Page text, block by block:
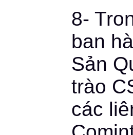
8-
ban
Sản
trào
các